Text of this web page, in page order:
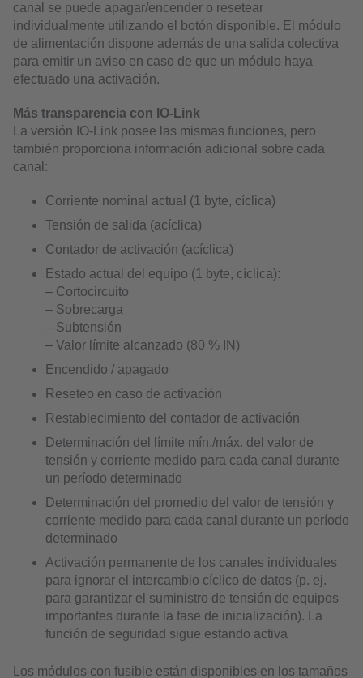
canal se puede apagar/encender o resetear
individualmente utilizando el botón disponible. El módulo
de alimentación dispone además de una salida colectiva
para emitir un aviso en caso de que un módulo haya
efectuado una activación.
Más transparencia con IO-Link
La versión IO-Link posee las mismas funciones, pero
también proporciona información adicional sobre cada
canal:
Corriente nominal actual (1 byte, cíclica)
Tensión de salida (acíclica)
Contador de activación (acíclica)
Estado actual del equipo (1 byte, cíclica):
– Cortocircuito
– Sobrecarga
– Subtensión
– Valor límite alcanzado (80 % IN)
Encendido / apagado
Reseteo en caso de activación
Restablecimiento del contador de activación
Determinación del límite mín./máx. del valor de
tensión y corriente medido para cada canal durante
un período determinado
Determinación del promedio del valor de tensión y
corriente medido para cada canal durante un período
determinado
Activación permanente de los canales individuales
para ignorar el intercambio cíclico de datos (p. ej.
para garantizar el suministro de tensión de equipos
importantes durante la fase de inicialización). La
función de seguridad sigue estando activa
Los módulos con fusible están disponibles en los tamaños